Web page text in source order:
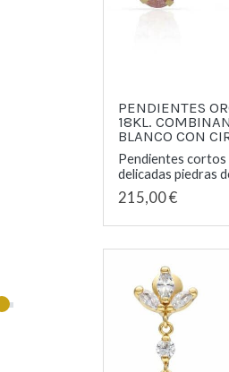
PENDIENTES
18KL.
BLANCO CON
Pendientes cortos
delicadas piedras
215,00 €